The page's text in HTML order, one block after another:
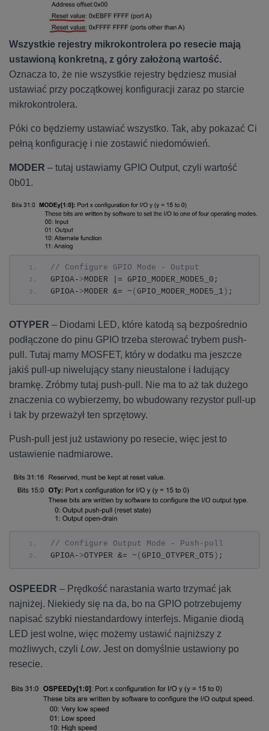
Wszystkie rejestry mikrokontrolera po resecie mają
ustawioną konkretną, z góry założoną wartość.
Oznacza to, że nie wszystkie rejestry będziesz musiał
ustawiać przy początkowej konfiguracji zaraz po starcie
mikrokontrolera.
Póki co będziemy ustawiać wszystko. Tak, aby pokazać Ci
pełną konfigurację i nie zostawić niedomówień.
MODER – tutaj ustawiamy GPIO Output, czyli wartość
0b01.
// Configure GPIO Mode - Output
GPIOA- >MODER |= GPIO_MODER_MODE5_0;
GPIOA- >MODER &= ~ ( GPIO_MODER_MODE5_1 ) ;
OTYPER – Diodami LED, które katodą są bezpośrednio
podłączone do pinu GPIO trzeba sterować trybem push-
pull. Tutaj mamy MOSFET, który w dodatku ma jeszcze
jakiś pull-up niwelujący stany nieustalone i ładujący
bramkę. Zróbmy tutaj push-pull. Nie ma to aż tak dużego
znaczenia co wybierzemy, bo wbudowany rezystor pull-up
i tak by przeważył ten sprzętowy.
Push-pull jest już ustawiony po resecie, więc jest to
ustawienie nadmiarowe.
// Configure Output Mode - Push-pull
GPIOA- >OTYPER &= ~ ( GPIO_OTYPER_OT5 ) ;
OSPEEDR – Prędkość narastania warto trzymać jak
najniżej. Niekiedy się na da, bo na GPIO potrzebujemy
napisać szybki niestandardowy interfejs. Miganie diodą
LED jest wolne, więc możemy ustawić najniższy z
możliwych, czyli Low. Jest on domyślnie ustawiony po
resecie.